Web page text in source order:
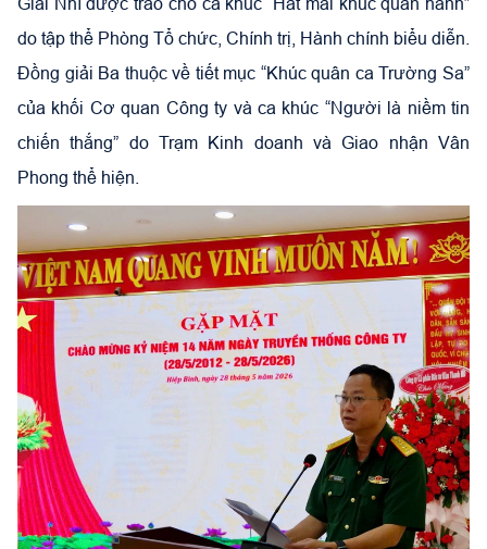
do tập thể Phòng Tổ chức, Chính trị, Hành chính biểu diễn.
Đồng giải Ba thuộc về tiết mục “Khúc quân ca Trường Sa”
của khối Cơ quan Công ty và ca khúc “Người là niềm tin
chiến thắng” do Trạm Kinh doanh và Giao nhận Vân
Phong thể hiện.